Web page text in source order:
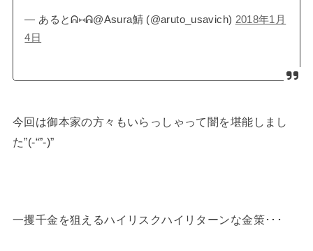
— あるとᕱ⑅ᕱ@Asura鯖 (@aruto_usavich) 2018年1月
4日
今回は御本家の方々もいらっしゃって闇を堪能しまし
た”(-“”-)”
一攫千金を狙えるハイリスクハイリターンな金策･･･